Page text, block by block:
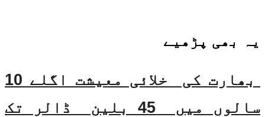
یہ بھی پڑھیے
بھارت کی خلائی معیشت اگلے 10
سالوں میں 45 بلین ڈالر تک